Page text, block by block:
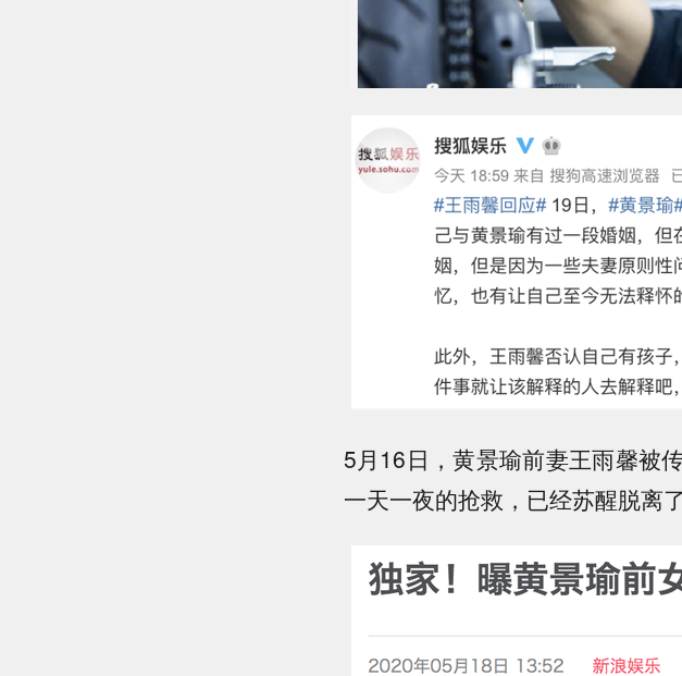
5月16日，黄景瑜前妻王雨馨被
一天一夜的抢救，已经苏醒脱离